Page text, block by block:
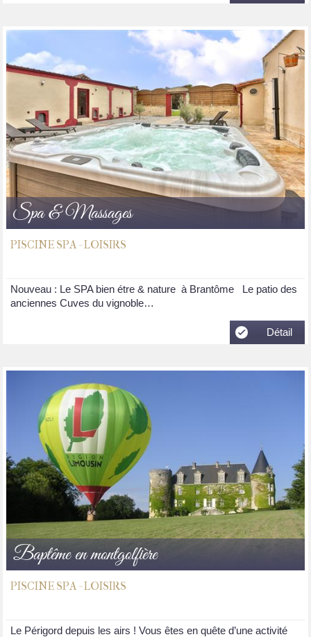
Spa & Massages
PISCINE SPA - LOISIRS
Nouveau : Le SPA bien étre & nature à Brantôme Le patio des
anciennes Cuves du vignoble…
Détail
Baptême en montgolfière
PISCINE SPA - LOISIRS
Le Périgord depuis les airs ! Vous êtes en quête d’une activité